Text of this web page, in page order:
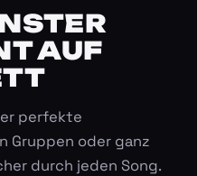
AUF
perfekte
Gruppen oder ganz
durch jeden Song.